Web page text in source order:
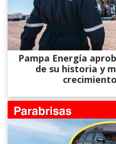
Pampa Energía
de su historia y